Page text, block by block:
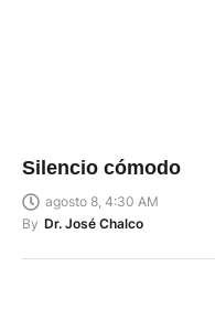
Silencio cómodo
agosto 8, 4:30 AM
By Dr. José Chalco